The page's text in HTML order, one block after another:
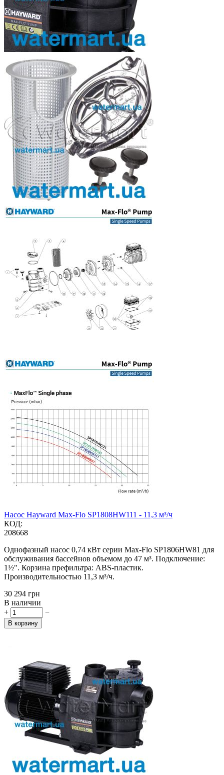
Насос Hayward Max-Flo SP1808HW111 - 11,3 м³/ч
КОД:
208668
Однофазный насос 0,74 кВт серии Max-Flo SP1806HW81 для
обслуживания бассейнов объемом до 47 м³. Подключение:
1½". Корзина префильтра: ABS-пластик.
Производительностью 11,3 м³/ч.
‍30 294‍ грн
В наличии
+
−
В корзину